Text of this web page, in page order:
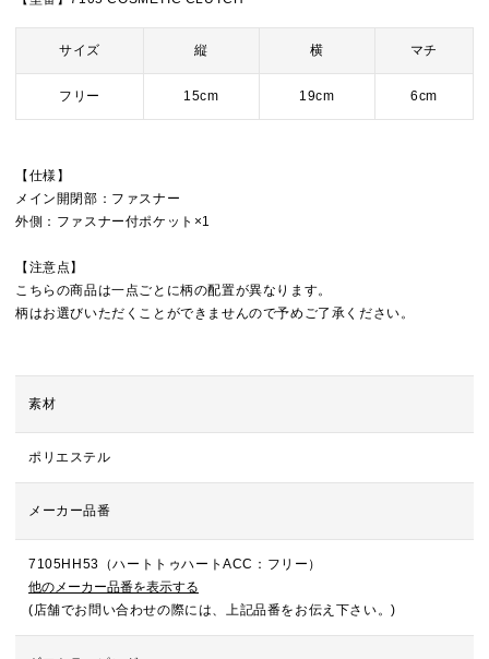
サイズ 縦 横 マチ
フリー 15cm 19cm 6cm
【仕様】
メイン開閉部：ファスナー
外側：ファスナー付ポケット×1
【注意点】
こちらの商品は一点ごとに柄の配置が異なります。
柄はお選びいただくことができませんので予めご了承ください。
素材
ポリエステル
メーカー品番
7105HH53（ハートトゥハートACC：フリー）
他のメーカー品番を表示する
(店舗でお問い合わせの際には、上記品番をお伝え下さい。)